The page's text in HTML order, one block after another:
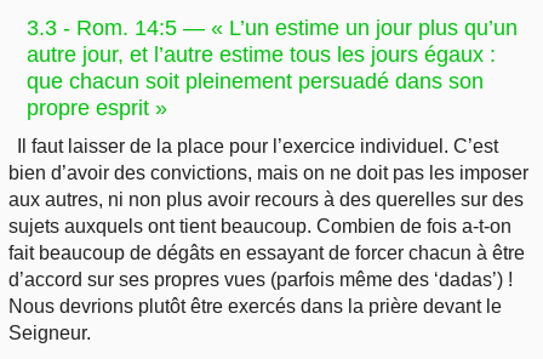
3.3 - Rom. 14:5 — « L’un estime un jour plus qu’un
autre jour, et l’autre estime tous les jours égaux :
que chacun soit pleinement persuadé dans son
propre esprit »
Il faut laisser de la place pour l’exercice individuel. C’est
bien d’avoir des convictions, mais on ne doit pas les imposer
aux autres, ni non plus avoir recours à des querelles sur des
sujets auxquels ont tient beaucoup. Combien de fois a-t-on
fait beaucoup de dégâts en essayant de forcer chacun à être
d’accord sur ses propres vues (parfois même des ‘dadas’) !
Nous devrions plutôt être exercés dans la prière devant le
Seigneur.